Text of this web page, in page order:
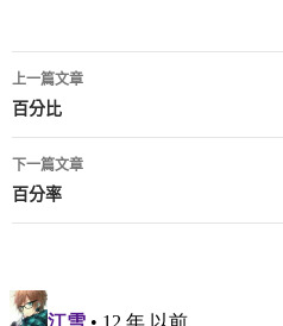
文
章
導
覽
上一篇文章
百分比
下一篇文章
百分率